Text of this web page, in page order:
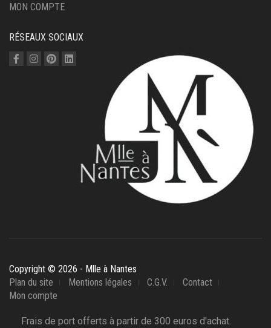
MON COMPTE
RÉSEAUX SOCIAUX
Copyright © 2026 - Mlle à Nantes
Plan du site
Mentions légales C.G.V.
Contact
Mon compte
Frais de port offerts à partir de 300 euros d'achat.